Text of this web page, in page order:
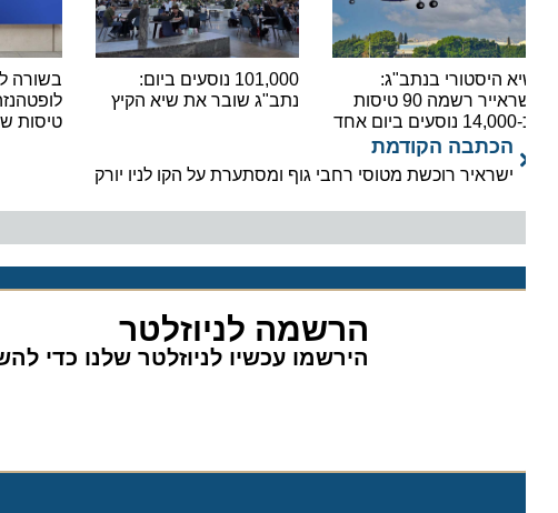
היסטורי בנתב"ג:
ישראייר רשמה 90 טיסות
101,000 נוסעים ביום:
נתב"ג שובר את שיא הקיץ
בשורה
טיסות
הכתבה הקודמת
ישראיר רוכשת מטוסי רחבי גוף ומסתערת על הקו לניו יורק
הרשמה לניוזלטר
הירשמו עכשיו לניוזלטר שלנו כדי